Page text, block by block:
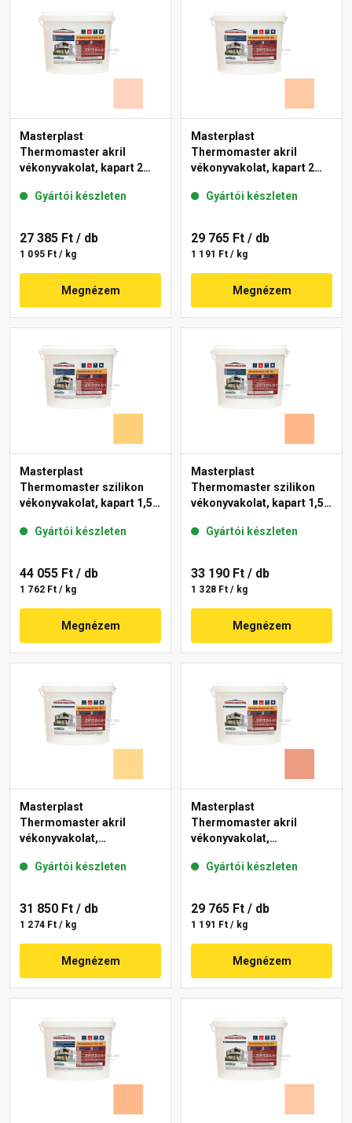
Masterplast
Thermomaster akril
vékonyvakolat, kapart 2
Gyártói készleten
27 385 Ft / db
1 095 Ft / kg
Megnézem
Masterplast
Thermomaster akril
vékonyvakolat, kapart 2
Gyártói készleten
29 765 Ft / db
1 191 Ft / kg
Megnézem
Masterplast
Thermomaster szilikon
vékonyvakolat, kapart 1,5
Gyártói készleten
44 055 Ft / db
1 762 Ft / kg
Megnézem
Masterplast
Thermomaster szilikon
vékonyvakolat, kapart 1,5
Gyártói készleten
33 190 Ft / db
1 328 Ft / kg
Megnézem
Masterplast
Thermomaster akril
vékonyvakolat,
01-D 25 kg
Gyártói készleten
31 850 Ft / db
1 274 Ft / kg
Megnézem
Masterplast
Thermomaster akril
vékonyvakolat,
17-C 25 kg
Gyártói készleten
29 765 Ft / db
1 191 Ft / kg
Megnézem